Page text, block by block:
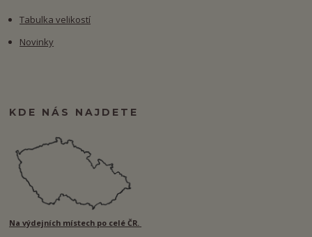
Tabulka velikostí
Novinky
KDE NÁS NAJDETE
Na výdejních místech po celé ČR.